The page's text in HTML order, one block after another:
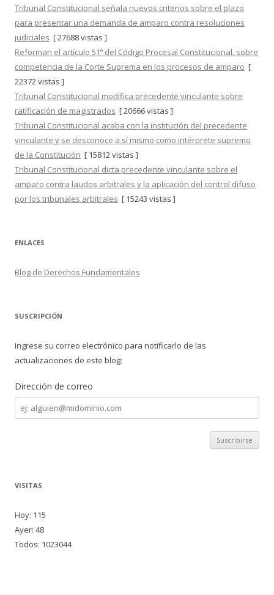
Tribunal Constitucional señala nuevos criterios sobre el plazo
para presentar una demanda de amparo contra resoluciones
judiciales [ 27688 vistas ]
Reforman el artículo 51º del Código Procesal Constitucional, sobre
competencia de la Corte Suprema en los procesos de amparo [
22372 vistas ]
Tribunal Constitucional modifica precedente vinculante sobre
ratificación de magistrados [ 20666 vistas ]
Tribunal Constitucional acaba con la institución del precedente
vinculante y se desconoce a sí mismo como intérprete supremo
de la Constitución [ 15812 vistas ]
Tribunal Constitucional dicta precedente vinculante sobre el
amparo contra laudos arbitrales y la aplicación del control difuso
por los tribunales arbitrales [ 15243 vistas ]
ENLACES
Blog de Derechos Fundamentales
SUSCRIPCIÓN
Ingrese su correo electrónico para notificarlo de las
actualizaciones de este blog:
Dirección de correo
Dirección
de
correo
VISITAS
Hoy: 115
Ayer: 48
Todos: 1023044